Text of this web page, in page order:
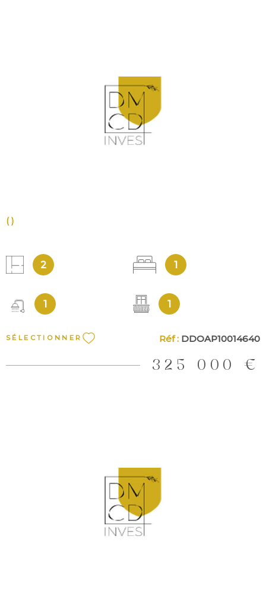
()
2 1
1 1
SÉLECTIONNER Réf : DDOAP10014640
325 000 €
VOIR LE BIEN
VOIR LE BIEN